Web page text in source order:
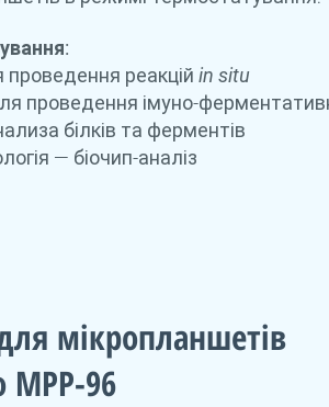
проведення реакцій in situ
проведення імуно-
білків та ферментів
— біочип-аналіз
мікропланшетів
MPP-96